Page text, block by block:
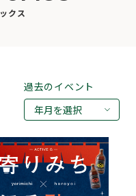
クス
過去のイベント
年月を選択
2026年07月
2026年05月
2026年03月